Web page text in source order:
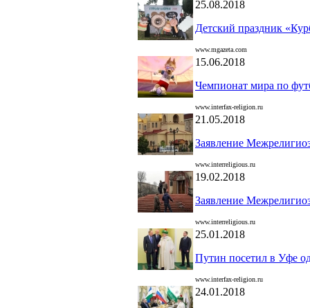
25.08.2018
Детский праздник
www.mgazeta.com
15.06.2018
Чемпионат мира по
www.interfax-religion.ru
21.05.2018
Заявление
www.interreligious.ru
19.02.2018
Заявление
www.interreligious.ru
25.01.2018
Путин посетил в Уфе
www.interfax-religion.ru
24.01.2018